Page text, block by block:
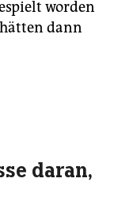
worden
dann
daran,